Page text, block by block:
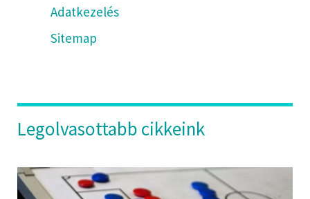
Adatkezelés
Sitemap
Legolvasottabb cikkeink